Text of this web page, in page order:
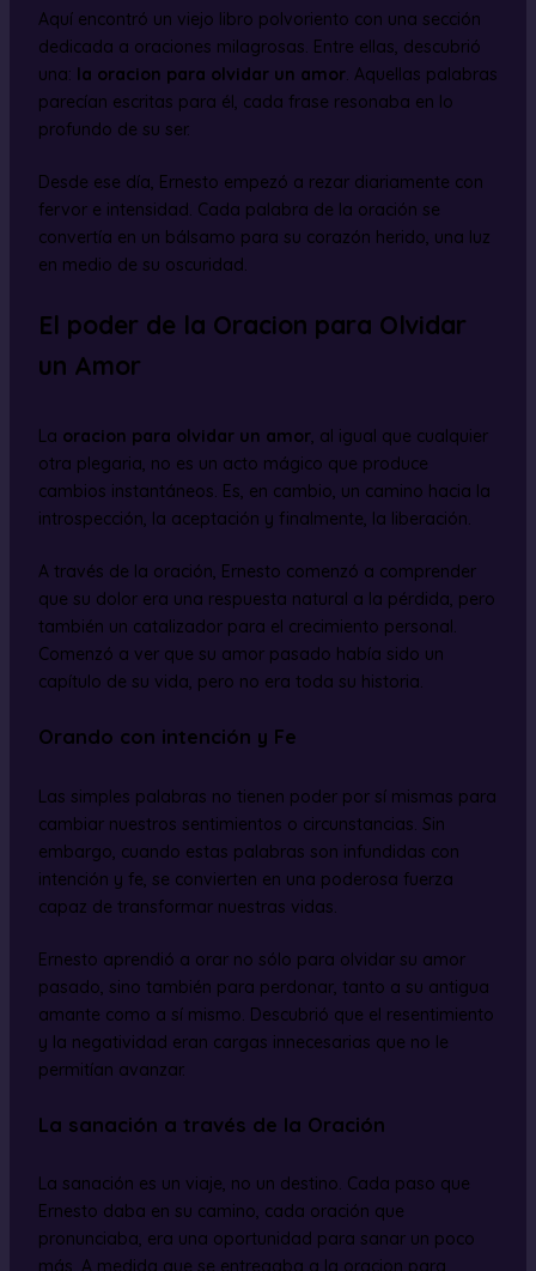
Aquí encontró un viejo libro polvoriento con una sección
dedicada a oraciones milagrosas. Entre ellas, descubrió
una: la oracion para olvidar un amor. Aquellas palabras
parecían escritas para él, cada frase resonaba en lo
profundo de su ser.
Desde ese día, Ernesto empezó a rezar diariamente con
fervor e intensidad. Cada palabra de la oración se
convertía en un bálsamo para su corazón herido, una luz
en medio de su oscuridad.
El poder de la Oracion para Olvidar
un Amor
La oracion para olvidar un amor, al igual que cualquier
otra plegaria, no es un acto mágico que produce
cambios instantáneos. Es, en cambio, un camino hacia la
introspección, la aceptación y finalmente, la liberación.
A través de la oración, Ernesto comenzó a comprender
que su dolor era una respuesta natural a la pérdida, pero
también un catalizador para el crecimiento personal.
Comenzó a ver que su amor pasado había sido un
capítulo de su vida, pero no era toda su historia.
Orando con intención y Fe
Las simples palabras no tienen poder por sí mismas para
cambiar nuestros sentimientos o circunstancias. Sin
embargo, cuando estas palabras son infundidas con
intención y fe, se convierten en una poderosa fuerza
capaz de transformar nuestras vidas.
Ernesto aprendió a orar no sólo para olvidar su amor
pasado, sino también para perdonar, tanto a su antigua
amante como a sí mismo. Descubrió que el resentimiento
y la negatividad eran cargas innecesarias que no le
permitían avanzar.
La sanación a través de la Oración
La sanación es un viaje, no un destino. Cada paso que
Ernesto daba en su camino, cada oración que
pronunciaba, era una oportunidad para sanar un poco
más. A medida que se entregaba a la oracion para